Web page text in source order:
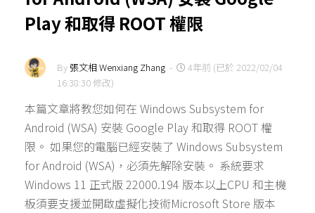
Play 和取得 ROOT 權限
By張文相 Wenxiang Zhang -
4年前 (已於 2022/02/04
16:38:30 修改)
本篇文章將教您如何在 Windows Subsystem for
Android (WSA) 安裝 Google Play 和取得 ROOT 權
限。 如果您的電腦已經安裝了 Windows Subsystem
for Android (WSA)，必須先解除安裝。 系統要求
Windows 11 正式版 22000.194 版本以上CPU 和主機
板須要支援並開啟虛擬化技術Microsoft Store 版本